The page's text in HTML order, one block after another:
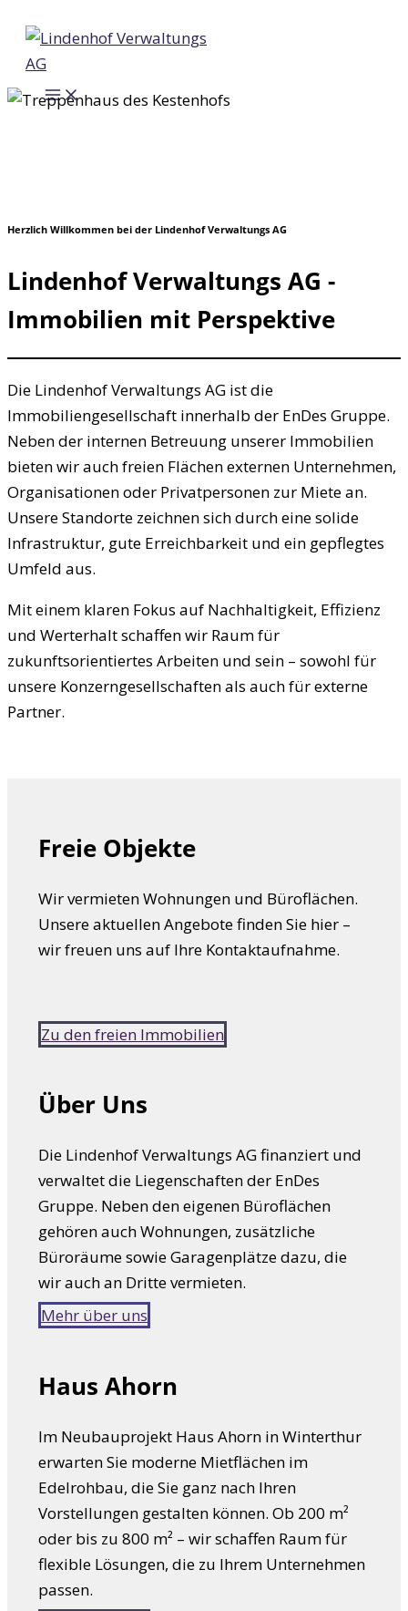
Inhalt
springen
Herzlich Willkommen bei der Lindenhof Verwaltungs AG
Lindenhof Verwaltungs AG -
Immobilien mit Perspektive
Die Lindenhof Verwaltungs AG ist die
Immobiliengesellschaft innerhalb der EnDes Gruppe.
Neben der internen Betreuung unserer Immobilien
bieten wir auch freien Flächen externen Unternehmen,
Organisationen oder Privatpersonen zur Miete an.
Unsere Standorte zeichnen sich durch eine solide
Infrastruktur, gute Erreichbarkeit und ein gepflegtes
Umfeld aus.
Mit einem klaren Fokus auf Nachhaltigkeit, Effizienz
und Werterhalt schaffen wir Raum für
zukunftsorientiertes Arbeiten und sein – sowohl für
unsere Konzerngesellschaften als auch für externe
Partner.
Freie Objekte
Wir vermieten Wohnungen und Büroflächen.
Unsere aktuellen Angebote finden Sie hier –
wir freuen uns auf Ihre Kontaktaufnahme.
Zu den freien Immobilien
Über Uns
Die Lindenhof Verwaltungs AG finanziert und
verwaltet die Liegenschaften der EnDes
Gruppe. Neben den eigenen Büroflächen
gehören auch Wohnungen, zusätzliche
Büroräume sowie Garagenplätze dazu, die
wir auch an Dritte vermieten.
Mehr über uns
Haus Ahorn
Im Neubauprojekt Haus Ahorn in Winterthur
erwarten Sie moderne Mietflächen im
Edelrohbau, die Sie ganz nach Ihren
Vorstellungen gestalten können. Ob 200 m²
oder bis zu 800 m² – wir schaffen Raum für
flexible Lösungen, die zu Ihrem Unternehmen
passen.